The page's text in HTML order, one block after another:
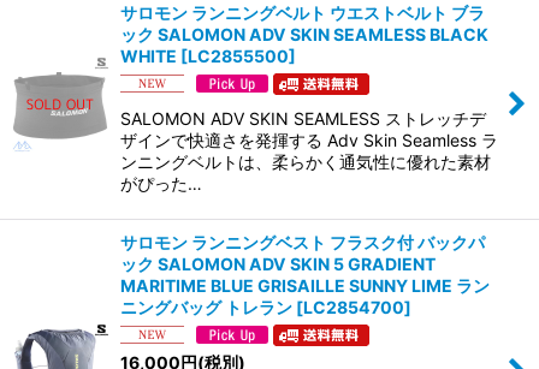
サロモン ランニングベルト ウエストベルト ブラ
ック SALOMON ADV SKIN SEAMLESS BLACK
WHITE [LC2855500]
SALOMON ADV SKIN SEAMLESS ストレッチデ
ザインで快適さを発揮する Adv Skin Seamless ラ
ンニングベルトは、柔らかく通気性に優れた素材
がぴった…
サロモン ランニングベスト フラスク付 バックパ
ック SALOMON ADV SKIN 5 GRADIENT
MARITIME BLUE GRISAILLE SUNNY LIME ラン
ニングバッグ トレラン [LC2854700]
16,000円(税別)